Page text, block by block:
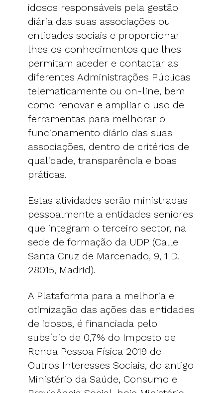
idosos responsáveis pela gestão
diária das suas associações ou
entidades sociais e proporcionar-
lhes os conhecimentos que lhes
permitam aceder e contactar as
diferentes Administrações Públicas
telematicamente ou on-line, bem
como renovar e ampliar o uso de
ferramentas para melhorar o
funcionamento diário das suas
associações, dentro de critérios de
qualidade, transparência e boas
práticas.
Estas atividades serão ministradas
pessoalmente a entidades seniores
que integram o terceiro sector, na
sede de formação da UDP (Calle
Santa Cruz de Marcenado, 9, 1 D.
28015, Madrid).
A Plataforma para a melhoria e
otimização das ações das entidades
de idosos, é financiada pelo
subsídio de 0,7% do Imposto de
Renda Pessoa Física 2019 de
Outros Interesses Sociais, do antigo
Ministério da Saúde, Consumo e